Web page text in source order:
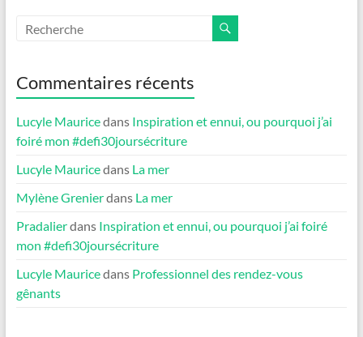
Commentaires récents
Lucyle Mauricedans Inspiration et ennui, ou pourquoi j’ai
foiré mon #defi30joursécriture
Lucyle Mauricedans La mer
Mylène Grenierdans La mer
Pradalierdans Inspiration et ennui, ou pourquoi j’ai foiré
mon #defi30joursécriture
Lucyle Mauricedans Professionnel des rendez-vous
gênants